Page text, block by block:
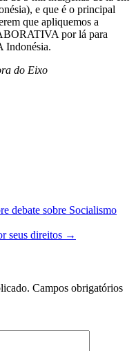
e que é o principal
que apliquemos a
por lá para
Indonésia.
do Eixo
debate sobre Socialismo
seus direitos →
Campos obrigatórios